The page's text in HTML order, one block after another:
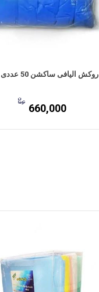
روکش الیافی ساکشن 50 عددی زلال
660,000